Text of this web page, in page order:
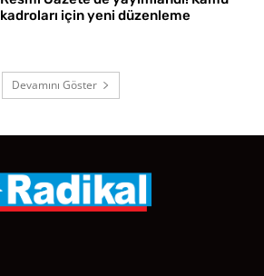
kadroları için yeni düzenleme
Devamını Göster